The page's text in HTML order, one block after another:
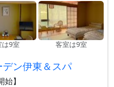
は9室 客室は9室
デン伊東＆スパ
】